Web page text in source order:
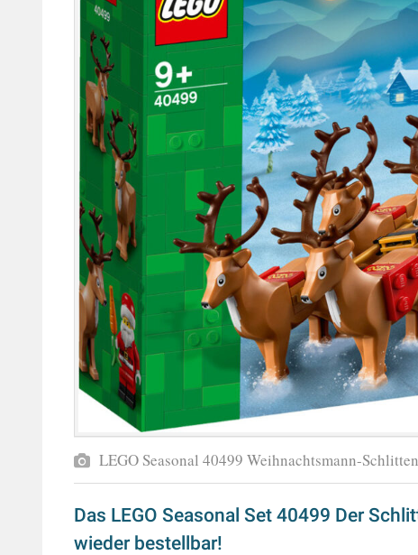
LEGO Seasonal 40499 Weihnachtsmann-
Das LEGO Seasonal Set 40499 Der
wieder bestellbar!